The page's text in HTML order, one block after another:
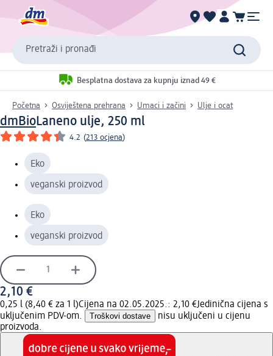
Pretraži i pronađi
Besplatna dostava za kupnju iznad 49 €
Početna Osviještena prehrana Umaci i začini Ulje i ocat
dmBioLaneno ulje, 250 ml
4.2 (213 ocjena)
Eko
veganski proizvod
Eko
veganski proizvod
2,10 €
0,25 l (8,40 € za 1 l)Cijena na 02.05.2025.: 2,10 €Jedinična cijena s
uključenim PDV-om.
Troškovi dostave
nisu uključeni u cijenu
proizvoda.